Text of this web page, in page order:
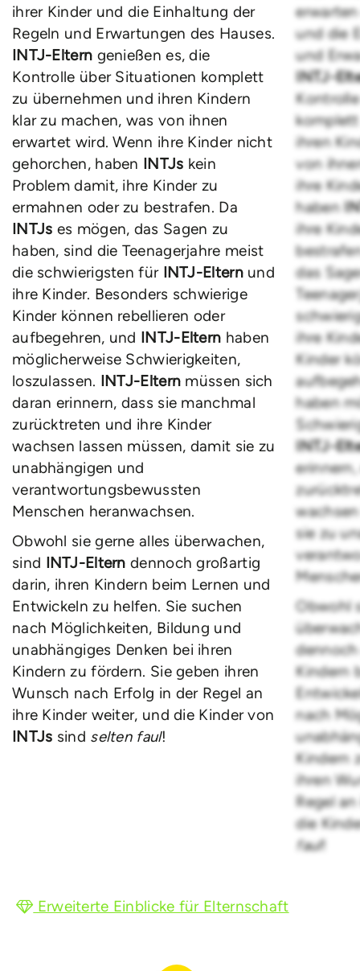
ihrer Kinder und die Einhaltung der
Regeln und Erwartungen des Hauses.
INTJ-Eltern genießen es, die
Kontrolle über Situationen komplett
zu übernehmen und ihren Kindern
klar zu machen, was von ihnen
erwartet wird. Wenn ihre Kinder nicht
gehorchen, haben INTJs kein
Problem damit, ihre Kinder zu
ermahnen oder zu bestrafen. Da
INTJs es mögen, das Sagen zu
haben, sind die Teenagerjahre meist
die schwierigsten für INTJ-Eltern und
ihre Kinder. Besonders schwierige
Kinder können rebellieren oder
aufbegehren, und INTJ-Eltern haben
möglicherweise Schwierigkeiten,
loszulassen. INTJ-Eltern müssen sich
daran erinnern, dass sie manchmal
zurücktreten und ihre Kinder
wachsen lassen müssen, damit sie zu
unabhängigen und
verantwortungsbewussten
Menschen heranwachsen.
Obwohl sie gerne alles überwachen,
sind INTJ-Elterndennoch großartig
darin, ihren Kindern beim Lernen und
Entwickeln zu helfen. Sie suchen
nach Möglichkeiten, Bildung und
unabhängiges Denken bei ihren
Kindern zu fördern. Sie geben ihren
Wunsch nach Erfolg in der Regel an
ihre Kinder weiter, und die Kinder von
INTJs sind selten faul!
und die
und
INTJ-
ihren
von
ihre
haben
ihre
das
ihre
Kinder
haben
INTJ-
sie zu
Obwohl
Kindern
nach
Kindern
ihren
Regel
die
faul!
Erweiterte Einblicke für Elternschaft